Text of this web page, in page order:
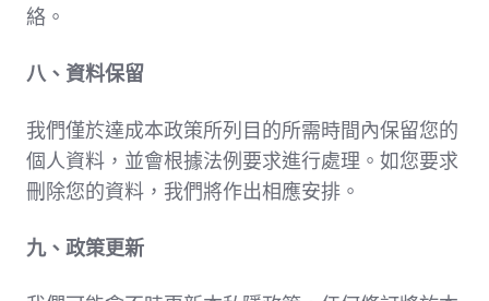
絡。
八、資料保留
我們僅於達成本政策所列目的所需時間內保留您的
個人資料，並會根據法例要求進行處理。如您要求
刪除您的資料，我們將作出相應安排。
九、政策更新